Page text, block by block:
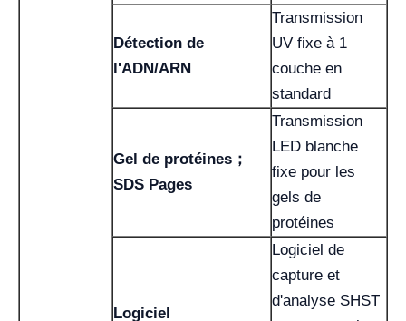
Détection de
l'ADN/ARN
Transmission
UV fixe à 1
couche en
standard
Gel de protéines；
SDS Pages
Transmission
LED blanche
fixe pour les
gels de
protéines
Logiciel
Logiciel de
capture et
d'analyse SHST